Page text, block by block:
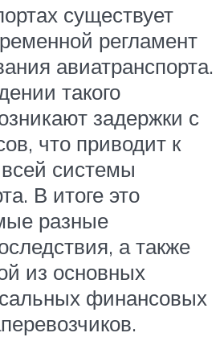
существует
регламент
авиатранспорта.
такого
задержки с
что приводит к
системы
В итоге это
разные
а также
из основных
финансовых